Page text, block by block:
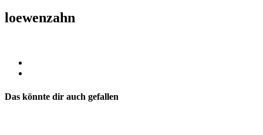
loewenzahn
Das könnte dir auch gefallen